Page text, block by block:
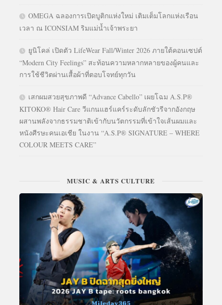
OMEGA ฉลองการเปิดบูติกแห่งใหม่ เติมเต็มโลกแห่งเรือน
เวลา ณ ICONSIAM ริมแม่น้ำเจ้าพระยา
ยูนิโคล่ เปิดตัว LifeWear Fall/Winter 2026 ภายใต้คอนเซปต์
“Modern City Feelings” สะท้อนความหลากหลายของผู้คนและ
การใช้ชีวิตผ่านเสื้อผ้าที่ตอบโจทย์ทุกวัน
เสกผมสวยสุขภาพดี “Advance Cabello” เผยโฉม A.S.P®
KITOKO® Hair Care วีแกนแฮร์แคร์ระดับลักชัวรีจากอังกฤษ
ผสานพลังจากธรรมชาติเข้ากับนวัตกรรมที่เข้าใจเส้นผมและ
หนังศีรษะคนเอเชีย ในงาน “A.S.P® SIGNATURE – WHERE
COLOUR MEETS CARE”
MUSIC & ARTS CULTURE